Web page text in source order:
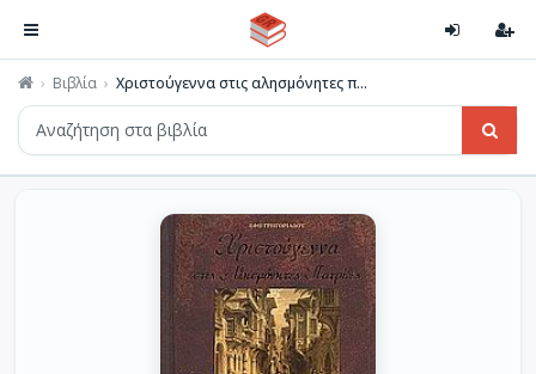
Βιβλία Χριστούγεννα στις αλησμόνητες π...